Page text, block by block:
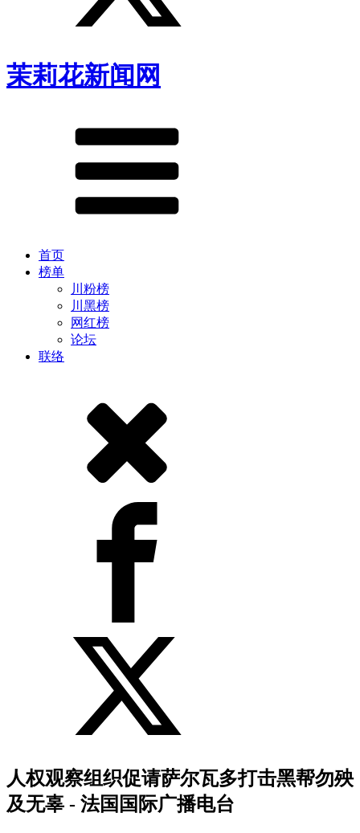
茉莉花新闻网
首页
榜单
川粉榜
川黑榜
网红榜
论坛
联络
人权观察组织促请萨尔瓦多打击黑帮勿殃
及无辜 - 法国国际广播电台